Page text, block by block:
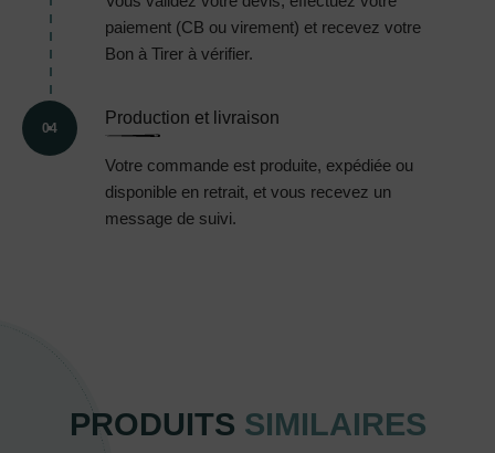
paiement (CB ou virement) et recevez votre
Bon à Tirer à vérifier.
04
Production et livraison
Votre commande est produite, expédiée ou
disponible en retrait, et vous recevez un
message de suivi.
PRODUITS SIMILAIRES